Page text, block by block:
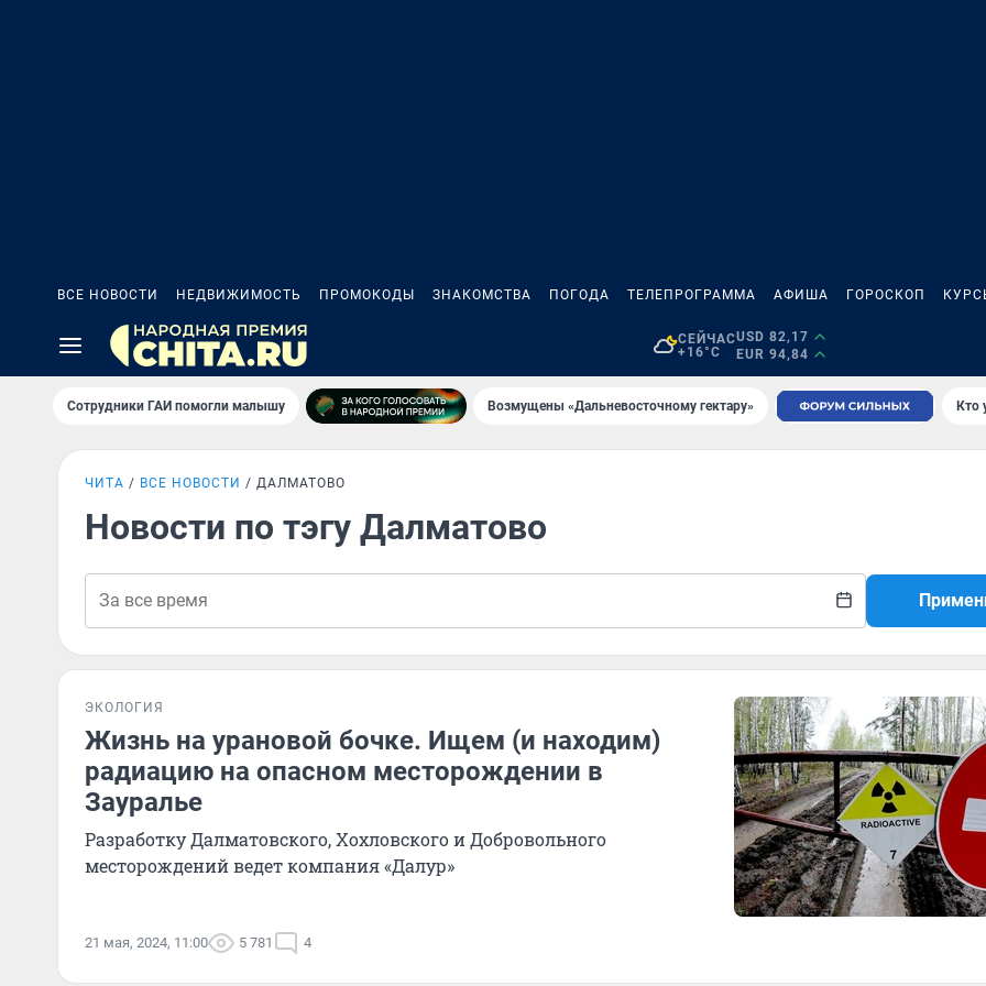
ВСЕ НОВОСТИ НЕДВИЖИМОСТЬ ПРОМОКОДЫ ЗНАКОМСТВА ПОГОДА ТЕЛЕПРОГРАММА АФИША ГОРОСКОП
СЕЙЧАС
+16°C
USD 82,17
EUR 94,84
Сотрудники ГАИ помогли малышу Возмущены «Дальневосточному гектару» Кто
ЧИТА ВСЕ НОВОСТИ ДАЛМАТОВО
Новости по тэгу Далматово
ЭКОЛОГИЯ
Жизнь на урановой бочке. Ищем (и находим)
радиацию на опасном месторождении в
Зауралье
Разработку Далматовского, Хохловского и Добровольного
месторождений ведет компания «Далур»
21 мая, 2024, 11:00 5 781 4